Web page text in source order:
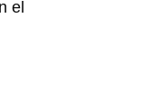
el